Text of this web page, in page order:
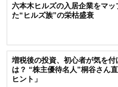
六本木ヒルズの入居企業をマッ
た“ヒルズ族”の栄枯盛衰
増税後の投資、初心者が気を付
は？ “株主優待名人”桐谷さん
ヒント」